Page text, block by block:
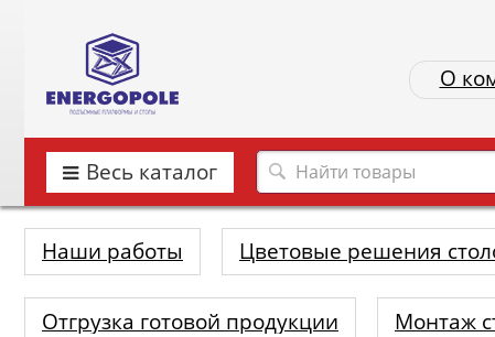
О
Весь каталог
Наши работы Цветовые решения
Отгрузка готовой продукции Монтаж